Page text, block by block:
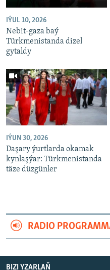
IÝUL 10, 2026
Nebit-gaza baý
Türkmenistanda dizel
gytaldy
IÝUN 30, 2026
Daşary ýurtlarda okamak
kynlaşýar: Türkmenistanda
täze düzgünler
RADIO
BIZI YZARLAŇ